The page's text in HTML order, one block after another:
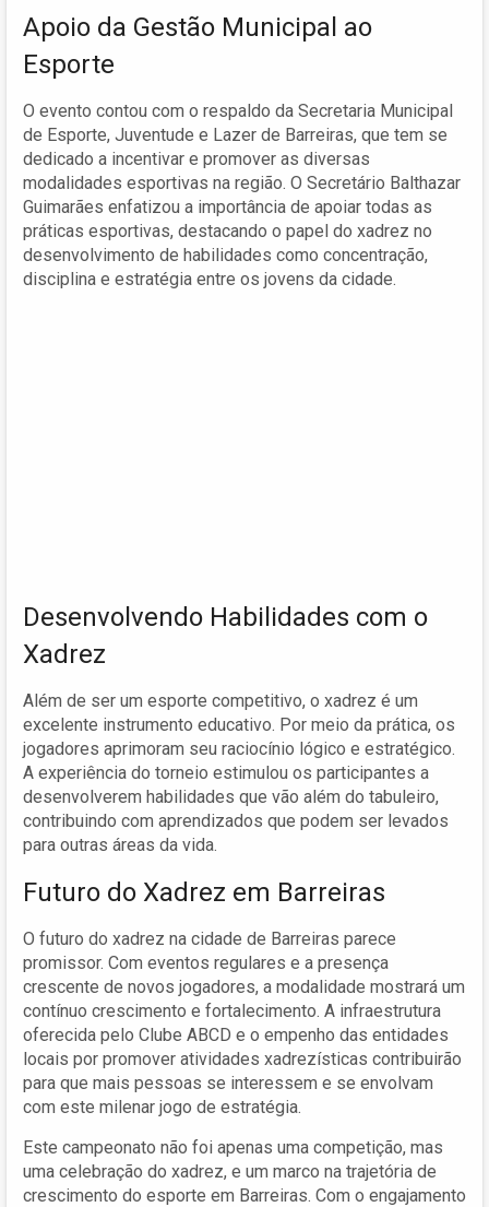
Apoio da Gestão Municipal ao
Esporte
O evento contou com o respaldo da Secretaria Municipal
de Esporte, Juventude e Lazer de Barreiras, que tem se
dedicado a incentivar e promover as diversas
modalidades esportivas na região. O Secretário Balthazar
Guimarães enfatizou a importância de apoiar todas as
práticas esportivas, destacando o papel do xadrez no
desenvolvimento de habilidades como concentração,
disciplina e estratégia entre os jovens da cidade.
Desenvolvendo Habilidades com o
Xadrez
Além de ser um esporte competitivo, o xadrez é um
excelente instrumento educativo. Por meio da prática, os
jogadores aprimoram seu raciocínio lógico e estratégico.
A experiência do torneio estimulou os participantes a
desenvolverem habilidades que vão além do tabuleiro,
contribuindo com aprendizados que podem ser levados
para outras áreas da vida.
Futuro do Xadrez em Barreiras
O futuro do xadrez na cidade de Barreiras parece
promissor. Com eventos regulares e a presença
crescente de novos jogadores, a modalidade mostrará um
contínuo crescimento e fortalecimento. A infraestrutura
oferecida pelo Clube ABCD e o empenho das entidades
locais por promover atividades xadrezísticas contribuirão
para que mais pessoas se interessem e se envolvam
com este milenar jogo de estratégia.
Este campeonato não foi apenas uma competição, mas
uma celebração do xadrez, e um marco na trajetória de
crescimento do esporte em Barreiras. Com o engajamento